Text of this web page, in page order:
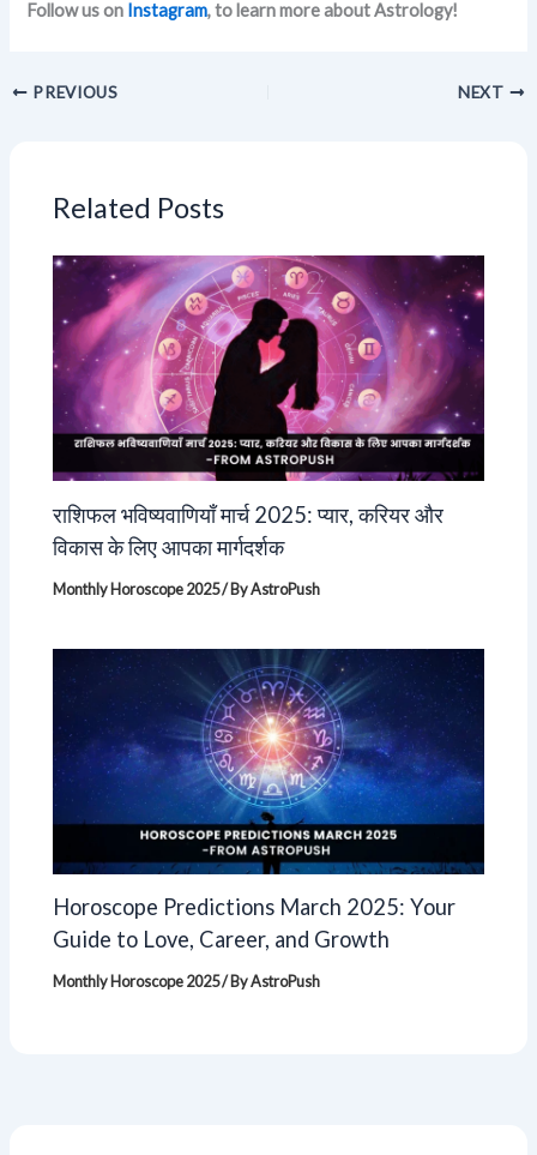
Follow us on Instagram, to learn more about Astrology!
PREVIOUS NEXT
Related Posts
राशिफल भविष्यवाणियाँ मार्च 2025: प्यार, करियर और
विकास के लिए आपका मार्गदर्शक
Monthly Horoscope 2025/ ByAstroPush
Horoscope Predictions March 2025: Your
Guide to Love, Career, and Growth
Monthly Horoscope 2025/ ByAstroPush